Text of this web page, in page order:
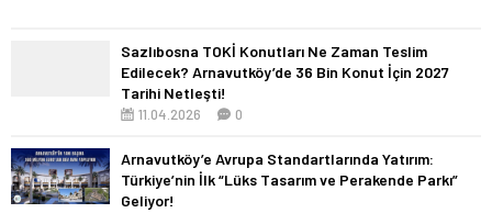
Sazlıbosna TOKİ Konutları Ne Zaman Teslim
Edilecek? Arnavutköy’de 36 Bin Konut İçin 2027
Tarihi Netleşti!
11.04.2026 0
Arnavutköy’e Avrupa Standartlarında Yatırım:
Türkiye’nin İlk “Lüks Tasarım ve Perakende Parkı”
Geliyor!